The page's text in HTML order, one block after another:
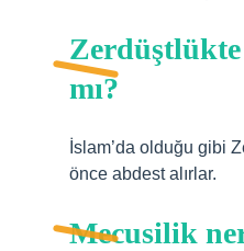
mı?
İslam’da olduğu gibi
önce abdest alırlar.
Mecusilik